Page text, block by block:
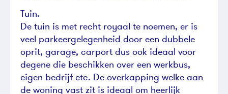
Tuin.
De tuin is met recht royaal te noemen, er is
veel parkeergelegenheid door een dubbele
oprit, garage, carport dus ook ideaal voor
degene die beschikken over een werkbus,
eigen bedrijf etc. De overkapping welke aan
de woning vast zit is ideaal om heerlijk